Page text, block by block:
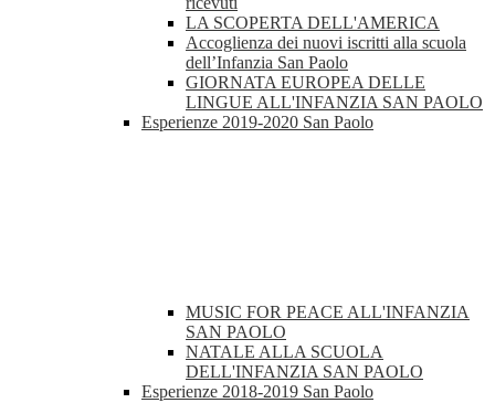
LA SCOPERTA DELL'AMERICA
Accoglienza dei nuovi iscritti alla scuola
dell’Infanzia San Paolo
GIORNATA EUROPEA DELLE
LINGUE ALL'INFANZIA SAN PAOLO
Esperienze 2019-2020 San Paolo
MUSIC FOR PEACE ALL'INFANZIA
SAN PAOLO
NATALE ALLA SCUOLA
DELL'INFANZIA SAN PAOLO
Esperienze 2018-2019 San Paolo